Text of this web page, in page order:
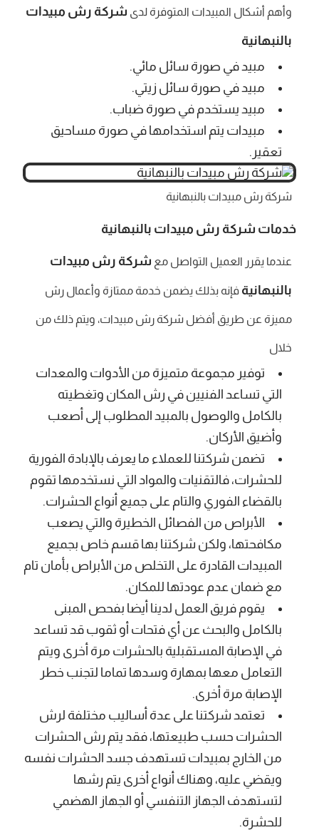
وأهم أشكال المبيدات المتوفرة لدى شركة رش مبيدات
بالنبهانية
مبيد في صورة سائل مائي.
مبيد في صورة سائل زيتي.
مبيد يستخدم في صورة ضباب.
مبيدات يتم استخدامها في صورة مساحيق
تعقير.
شركة رش مبيدات بالنبهانية
خدمات شركة رش مبيدات بالنبهانية
عندما يقرر العميل التواصل مع شركة رش مبيدات
بالنبهانية فإنه بذلك يضمن خدمة ممتازة وأعمال رش
مميزة عن طريق أفضل شركة رش مبيدات، ويتم ذلك من
خلال
توفير مجموعة متميزة من الأدوات والمعدات
التي تساعد الفنيين في رش المكان وتغطيته
بالكامل والوصول بالمبيد المطلوب إلى أصعب
وأضيق الأركان.
تضمن شركتنا للعملاء ما يعرف بالإبادة الفورية
للحشرات، فالتقنيات والمواد التي نستخدمها تقوم
بالقضاء الفوري والتام على جميع أنواع الحشرات.
الأبراص من الفصائل الخطيرة والتي يصعب
مكافحتها، ولكن شركتنا بها قسم خاص بجميع
المبيدات القادرة على التخلص من الأبراص بأمان تام
مع ضمان عدم عودتها للمكان.
يقوم فريق العمل لدينا أيضا بفحص المبنى
بالكامل والبحث عن أي فتحات أو ثقوب قد تساعد
في الإصابة المستقبلية بالحشرات مرة أخرى ويتم
التعامل معها بمهارة وسدها تماما لتجنب خطر
الإصابة مرة أخرى.
تعتمد شركتنا على عدة أساليب مختلفة لرش
الحشرات حسب طبيعتها، فقد يتم رش الحشرات
من الخارج بمبيدات تستهدف جسد الحشرات نفسه
ويقضي عليه، وهناك أنواع أخرى يتم رشها
لتستهدف الجهاز التنفسي أو الجهاز الهضمي
للحشرة.